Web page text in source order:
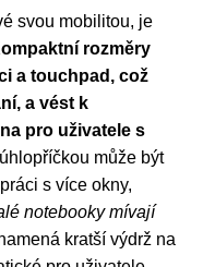
svou mobilitou, je
rozměry
a touchpad, což
a vést k
pro uživatele s
může být
s více okny,
notebooky mívají
kratší výdrž na